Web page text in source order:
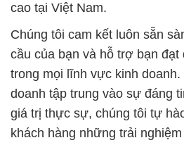
cao tại Việt Nam.
Chúng tôi cam kết luôn sẵn
cầu của bạn và hỗ trợ bạn
trong mọi lĩnh vực kinh
doanh tập trung vào sự đáng
giá trị thực sự, chúng tôi tự
khách hàng những trải